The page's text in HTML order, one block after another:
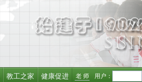
教工之家 健康促进 老 师 用户：